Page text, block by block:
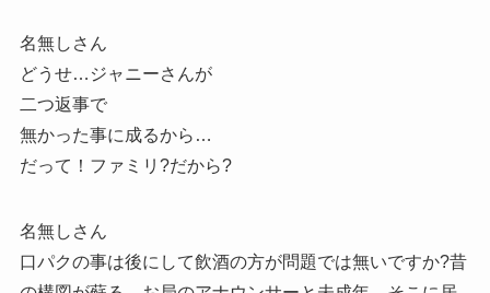
名無しさん
どうせ…ジャニーさんが
二つ返事で
無かった事に成るから…
だって！ファミリ?だから?
名無しさん
口パクの事は後にして飲酒の方が問題では無いですか?昔